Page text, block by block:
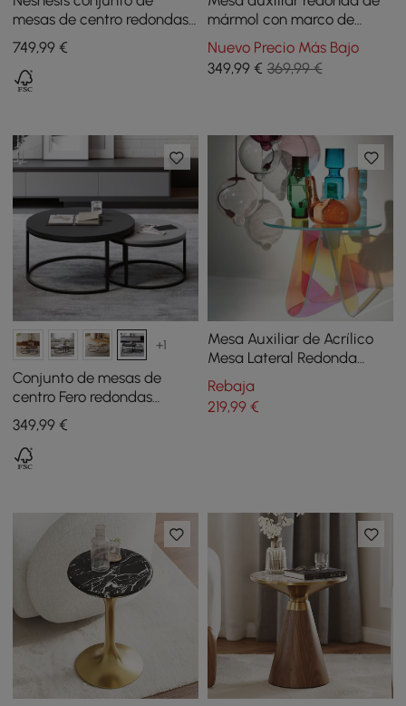
mesas de centro redondas
con 2 cajones, en color
blanco y natural
749,99 €
mármol con marco de
metal, mesa auxiliar
moderna en negro y
dorado
Nuevo Precio Más Bajo
349,99€ 369,99 €
+1
Conjunto de mesas de
centro Fero redondas
apilables de madera - gris
y negro
349,99 €
Mesa Auxiliar de Acrílico
Mesa Lateral Redonda
Transparente Decorativa &
Moderna Iridiscente
Rebaja
219,99€